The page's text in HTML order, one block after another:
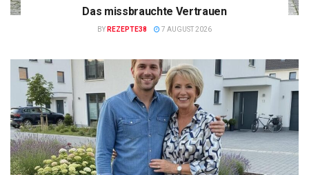
Das missbrauchte Vertrauen
BY REZEPTE38 7 AUGUST 2026